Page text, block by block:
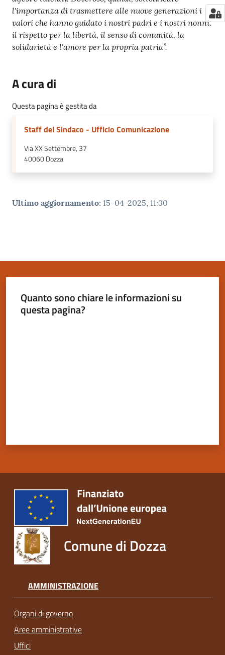
l'importanza di trasmettere alle nuove generazioni i
valori che hanno guidato i nostri padri e i nostri nonni:
il rispetto per la libertà, il senso di comunità, la
solidarietà e l'amore per la propria patria”.
A cura di
Questa pagina è gestita da
Staff del Sindaco - Ufficio Comunicazione
Via XX Settembre, 37
40060Dozza
Ultimo aggiornamento: 15-04-2025, 11:30
Quanto sono chiare le informazioni su
questa pagina?
Comune di Dozza
AMMINISTRAZIONE
Organi di governo
Aree amministrative
Uffici